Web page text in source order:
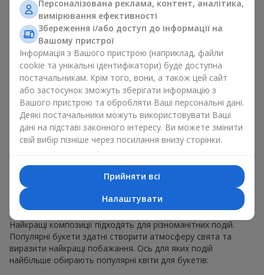
для будь-якого віку і статі, а їх склад можна
адаптувати під будь-який захід.
Масові квіткові уподобання. Півонії, тюльпани,
ромашки — популярні букети, що залишаються
привабливими для покупців. Вони не тільки мають
чудовий вигляд. Такі популярні букети відображають
атмосферу свіжості та природної краси.
Популярні квіти для букетів часто змінюються залежно від
пори року, але ці класичні популярні букети завжди
залишаються в списку тих що мають найбільший попит.
Якщо ви хочете бути впевненими у своєму виборі,
звертайтесь до цих перевірених часом популярних квітів.
Для яких подій в м. Зоря Труда
обирають популярні букети
Що важливо пам’ятати, обираючи популярні букети?
Найкращі композиції підходять для різноманітних подій.
Популярні букети здатні створити атмосферу свята та
виразити найкращі побажання. Ось для яких подій
найбільше обирають популярні квіти для букетів:
Персоналізована реклама, контент, аналітика,
вимірювання ефективності
Збереження і/або доступ до інформації на
Вашому пристрої
Інформація з Вашого пристрою (наприклад, файли
cookie та унікальні ідентифікатори) буде доступна
постачальникам. Крім того, вони, а також цей сайт
або застосунок зможуть зберігати інформацію з
Вашого пристрою та обробляти Ваші персональні дані.
Деякі постачальники можуть використовувати Ваші
дані на підставі законного інтересу. Ви можете змінити
свій вибір пізніше через посилання внизу сторінки.
Прийняти всі
Налаштувати